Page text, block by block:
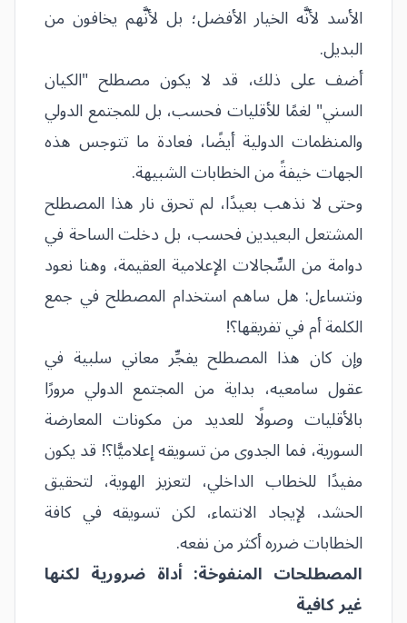
الأسد لأنَّه الخيار الأفضل؛ بل لأنَّهم يخافون من
البديل.
أضف على ذلك، قد لا يكون مصطلح "الكيان
السني" لغمًا للأقليات فحسب، بل للمجتمع الدولي
والمنظمات الدولية أيضًا، فعادة ما تتوجس هذه
الجهات خيفةً من الخطابات الشبيهة.
وحتى لا نذهب بعيدًا، لم تحرق نار هذا المصطلح
المشتعل البعيدين فحسب، بل دخلت الساحة في
دوامة من السِّجالات الإعلامية العقيمة، وهنا نعود
ونتساءل: هل ساهم استخدام المصطلح في جمع
الكلمة أم في تفريقها؟!
وإن كان هذا المصطلح يفجِّر معاني سلبية في
عقول سامعيه، بداية من المجتمع الدولي مرورًا
بالأقليات وصولًا للعديد من مكونات المعارضة
السورية، فما الجدوى من تسويقه إعلاميًّا؟! قد يكون
مفيدًا للخطاب الداخلي، لتعزيز الهوية، لتحقيق
الحشد، لإيجاد الانتماء، لكن تسويقه في كافة
الخطابات ضرره أكثر من نفعه.
المصطلحات المنفوخة: أداة ضرورية لكنها
غير كافية